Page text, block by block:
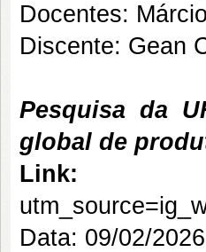
Docentes:
Discente: Gean
Pesquisa da
global de
Link:
Data: 09/02/2026